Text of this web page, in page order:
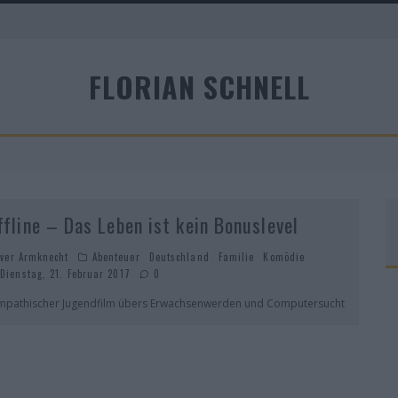
FLORIAN SCHNELL
– Das Leben ist kein Bonuslevel
Armknecht Abenteuer Deutschland Familie
Komödie
Dienstag, 21. Februar 2017
0
Jugendfilm übers Erwachsenwerden und Computersucht